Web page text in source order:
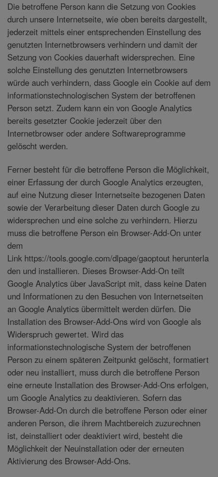
Die betroffene Person kann die Setzung von Cookies
durch unsere Internetseite, wie oben bereits dargestellt,
jederzeit mittels einer entsprechenden Einstellung des
genutzten Internetbrowsers verhindern und damit der
Setzung von Cookies dauerhaft widersprechen. Eine
solche Einstellung des genutzten Internetbrowsers
würde auch verhindern, dass Google ein Cookie auf dem
informationstechnologischen System der betroffenen
Person setzt. Zudem kann ein von Google Analytics
bereits gesetzter Cookie jederzeit über den
Internetbrowser oder andere Softwareprogramme
gelöscht werden.
Ferner besteht für die betroffene Person die Möglichkeit,
einer Erfassung der durch Google Analytics erzeugten,
auf eine Nutzung dieser Internetseite bezogenen Daten
sowie der Verarbeitung dieser Daten durch Google zu
widersprechen und eine solche zu verhindern. Hierzu
muss die betroffene Person ein Browser-Add-On unter
dem
Link https://tools.google.com/dlpage/gaoptout herunterla
den und installieren. Dieses Browser-Add-On teilt
Google Analytics über JavaScript mit, dass keine Daten
und Informationen zu den Besuchen von Internetseiten
an Google Analytics übermittelt werden dürfen. Die
Installation des Browser-Add-Ons wird von Google als
Widerspruch gewertet. Wird das
informationstechnologische System der betroffenen
Person zu einem späteren Zeitpunkt gelöscht, formatiert
oder neu installiert, muss durch die betroffene Person
eine erneute Installation des Browser-Add-Ons erfolgen,
um Google Analytics zu deaktivieren. Sofern das
Browser-Add-On durch die betroffene Person oder einer
anderen Person, die ihrem Machtbereich zuzurechnen
ist, deinstalliert oder deaktiviert wird, besteht die
Möglichkeit der Neuinstallation oder der erneuten
Aktivierung des Browser-Add-Ons.